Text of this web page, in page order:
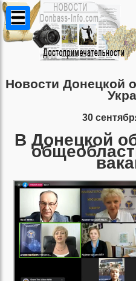
Новости Донецкой
30
В Донецкой